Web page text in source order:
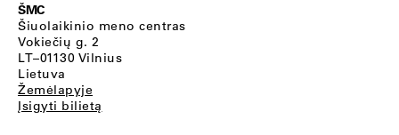
ŠMC
Šiuolaikinio meno centras
Vokiečių g. 2
LT–01130 Vilnius
Lietuva
Žemėlapyje
Įsigyti bilietą